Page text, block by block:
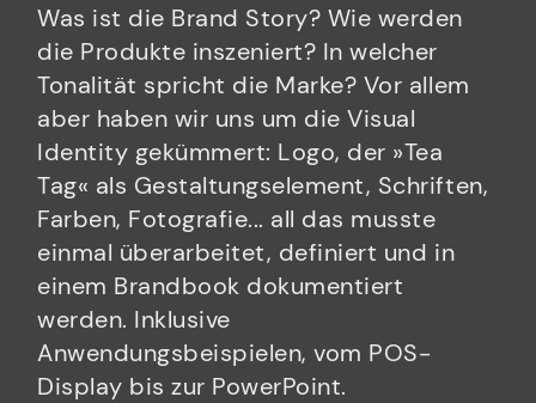
Was ist die Brand Story? Wie werden
die Produkte inszeniert? In welcher
Tonalität spricht die Marke? Vor allem
aber haben wir uns um die Visual
Identity gekümmert: Logo, der »Tea
Tag« als Gestaltungselement, Schriften,
Farben, Fotografie... all das musste
einmal überarbeitet, definiert und in
einem Brandbook dokumentiert
werden. Inklusive
Anwendungsbeispielen, vom POS-
Display bis zur PowerPoint.